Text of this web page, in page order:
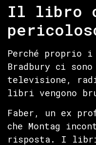
Il libro
Perché proprio
Bradbury ci
televisione,
libri vengono
Faber, un ex
che Montag
risposta. I libri